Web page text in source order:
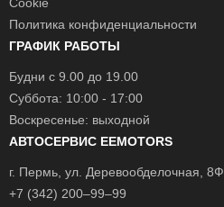
Политика конфиденциальности
ГРАФИК РАБОТЫ
Будни с 9.00 до 19.00
Суббота: 10:00 - 17:00
Воскресенье: выходной
АВТОСЕРВИС EEMOTORS
г. Пермь , ул. Деревообделочная, 8Ф
+7 (342) 200–99–99